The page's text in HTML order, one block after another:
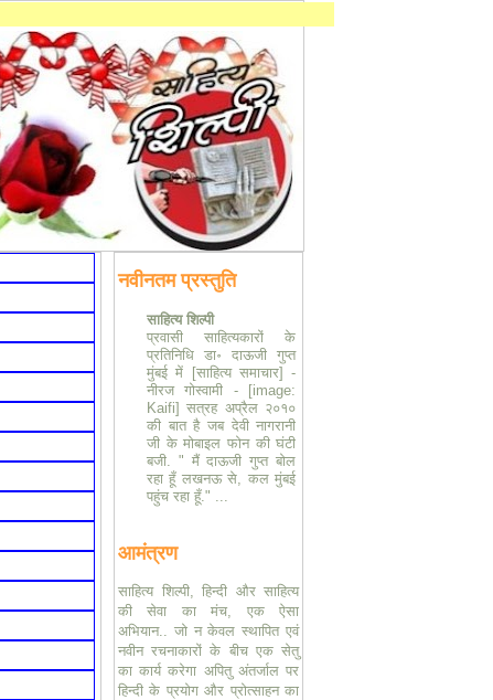
नवीनतम प्रस्तुति
साहित्य शिल्पी
प्रवासी साहित्यकारों के
प्रतिनिधि डा॰ दाऊजी गुप्त
मुंबई में [साहित्य समाचार] -
नीरज गोस्वामी -
[image:
Kaifi] सत्रह अप्रैल २०१०
की बात है जब देवी नागरानी
जी के मोबाइल फोन की घंटी
बजी. " मैं दाऊजी गुप्त बोल
रहा हूँ लखनऊ से, कल मुंबई
पहुंच रहा हूँ." ...
आमंत्रण
साहित्य शिल्पी, हिन्दी और साहित्य
की सेवा का मंच, एक ऐसा
अभियान.. जो न केवल स्थापित एवं
नवीन रचनाकारों के बीच एक सेतु
का कार्य करेगा अपितु अंतर्जाल पर
हिन्दी के प्रयोग और प्रोत्साहन का